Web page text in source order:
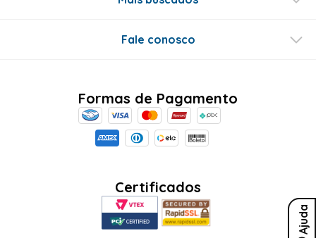
Ajuda
Fale conosco
Formas de Pagamento
Certificados